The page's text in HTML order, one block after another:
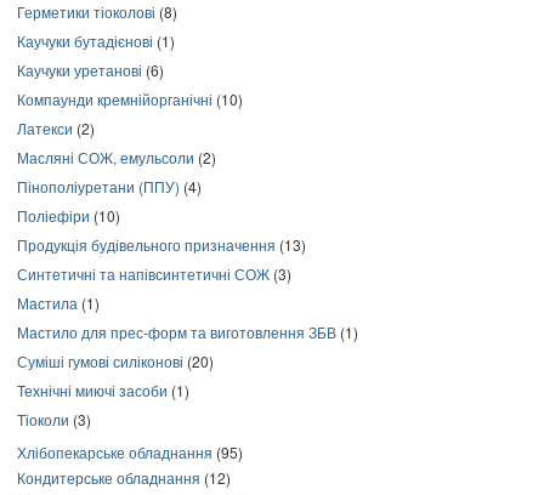
Герметики тіоколові (8)
Каучуки бутадієнові (1)
Каучуки уретанові (6)
Компаунди кремнійорганічні (10)
Латекси (2)
Масляні СОЖ, емульсоли (2)
Пінополіуретани (ППУ) (4)
Поліефіри (10)
Продукція будівельного призначення (13)
Синтетичні та напівсинтетичні СОЖ (3)
Мастила (1)
Мастило для прес-форм та виготовлення ЗБВ (1)
Суміші гумові силіконові (20)
Технічні миючі засоби (1)
Тіоколи (3)
Хлібопекарське обладнання (95)
Кондитерське обладнання (12)